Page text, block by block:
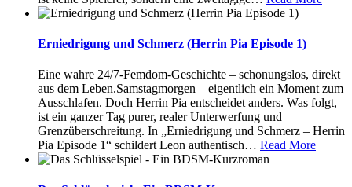
Erniedrigung und Schmerz (Herrin Pia Episode 1)
Eine wahre 24/7-Femdom-Geschichte – schonungslos, direkt
aus dem Leben.Samstagmorgen – eigentlich ein Moment zum
Ausschlafen. Doch Herrin Pia entscheidet anders. Was folgt,
ist ein ganzer Tag purer, realer Unterwerfung und
Grenzüberschreitung. In „Erniedrigung und Schmerz – Herrin
Pia Episode 1“ schildert Leon authentisch… Read More